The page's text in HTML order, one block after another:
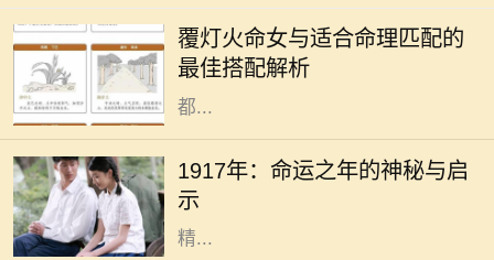
覆灯火命女与适合命理匹配的
最佳搭配解析
合常常决定了一个人的运势与生活发
展。而覆灯火命女作为独特的命理类
型，其性格特征、人生观念和价值观
都...
1917年：命运之年的神秘与启
示
1917年，这一年在历史的长河中显得
格外引人注目。在这一年中，发生了
许多影响深远的事件，尽管我们在这
里并不讨论政治，而是从个人命运和
精...
在命理学中，每个人的命运都被认为